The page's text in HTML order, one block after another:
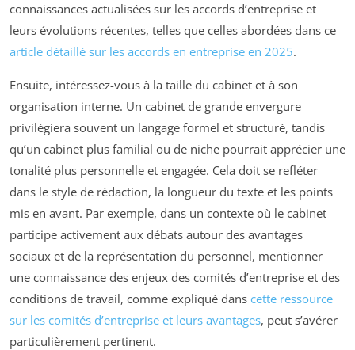
connaissances actualisées sur les accords d’entreprise et
leurs évolutions récentes, telles que celles abordées dans ce
article détaillé sur les accords en entreprise en 2025.
Ensuite, intéressez-vous à la taille du cabinet et à son
organisation interne. Un cabinet de grande envergure
privilégiera souvent un langage formel et structuré, tandis
qu’un cabinet plus familial ou de niche pourrait apprécier une
tonalité plus personnelle et engagée. Cela doit se refléter
dans le style de rédaction, la longueur du texte et les points
mis en avant. Par exemple, dans un contexte où le cabinet
participe activement aux débats autour des avantages
sociaux et de la représentation du personnel, mentionner
une connaissance des enjeux des comités d’entreprise et des
conditions de travail, comme expliqué dans cette ressource
sur les comités d’entreprise et leurs avantages, peut s’avérer
particulièrement pertinent.